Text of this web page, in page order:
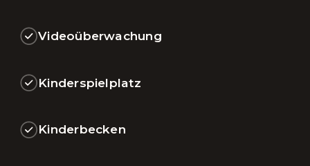
Videoüberwachung
Kinderspielplatz
Kinderbecken